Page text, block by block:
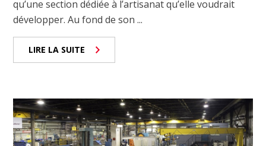
qu’une section dédiée à l’artisanat qu’elle voudrait
développer. Au fond de son ...
LIRE LA SUITE